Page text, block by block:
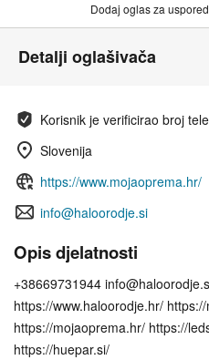
Dodaj oglas za
Detalji oglašivača
Korisnik je verificirao broj
Slovenija
https://www.mojaoprema.hr/
info@haloorodje.si
Opis djelatnosti
+38669731944
https://www.haloorodje.hr/
https://mojaoprema.hr/ https://
https://huepar.si/